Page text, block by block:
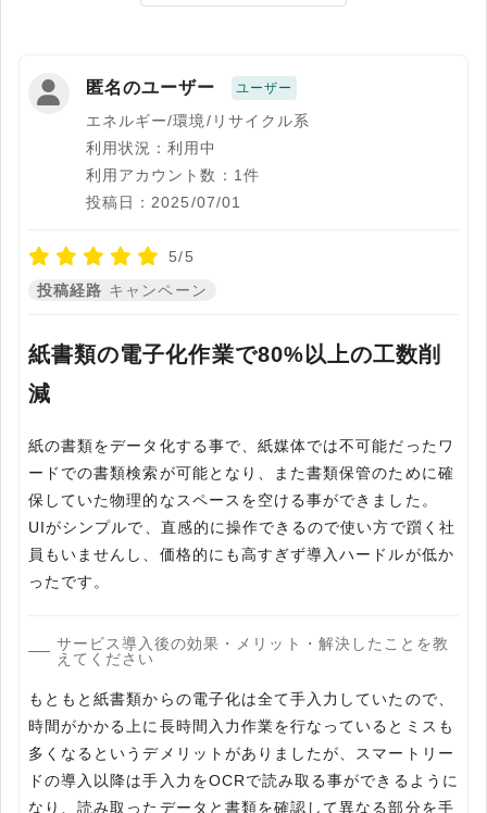
匿名のユーザー ユーザー
エネルギー/環境/リサイクル系
利用状況：利用中
利用アカウント数：1件
投稿日：2025/07/01
5/5
投稿経路 キャンペーン
紙書類の電子化作業で80%以上の工数削
減
紙の書類をデータ化する事で、紙媒体では不可能だったワ
ードでの書類検索が可能となり、また書類保管のために確
保していた物理的なスペースを空ける事ができました。
UIがシンプルで、直感的に操作できるので使い方で躓く社
員もいませんし、価格的にも高すぎず導入ハードルが低か
ったです。
サービス導入後の効果・メリット・解決したことを教
えてください
もともと紙書類からの電子化は全て手入力していたので、
時間がかかる上に長時間入力作業を行なっているとミスも
多くなるというデメリットがありましたが、スマートリー
ドの導入以降は手入力をOCRで読み取る事ができるように
なり、読み取ったデータと書類を確認して異なる部分を手